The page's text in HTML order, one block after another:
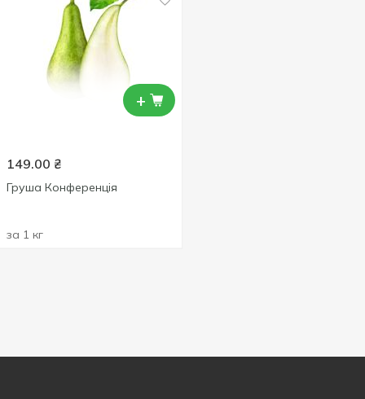
+
149.00 ₴
Груша Конференція
за 1 кг